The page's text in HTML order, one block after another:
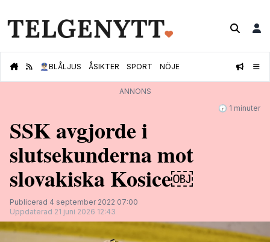
👮🏻‍♂️BLÅLJUS ÅSIKTER SPORT NÖJE
ANNONS
🕝 1 minuter
SSK avgjorde i
slutsekunderna mot
slovakiska Kosice￼
Publicerad 4 september 2022 07:00
Uppdaterad 21 juni 2026 12:43